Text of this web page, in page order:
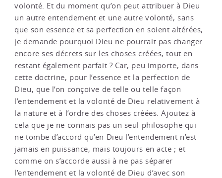
volonté. Et du moment qu’on peut attribuer à Dieu
un autre entendement et une autre volonté, sans
que son essence et sa perfection en soient altérées,
je demande pourquoi Dieu ne pourrait pas changer
encore ses décrets sur les choses créées, tout en
restant également parfait ? Car, peu importe, dans
cette doctrine, pour l’essence et la perfection de
Dieu, que l’on conçoive de telle ou telle façon
l’entendement et la volonté de Dieu relativement à
la nature et à l’ordre des choses créées. Ajoutez à
cela que je ne connais pas un seul philosophe qui
ne tombe d’accord qu’en Dieu l’entendement n’est
jamais en puissance, mais toujours en acte ; et
comme on s’accorde aussi à ne pas séparer
l’entendement et la volonté de Dieu d’avec son